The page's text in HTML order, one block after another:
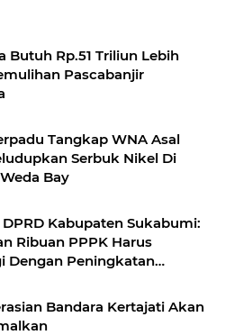
Butuh Rp.51 Triliun Lebih
Pascabanjir
Tangkap WNA Asal
Serbuk Nikel Di
Bay
Kabupaten Sukabumi:
Ribuan PPPK Harus
Dengan Peningkatan
Bandara Kertajati Akan